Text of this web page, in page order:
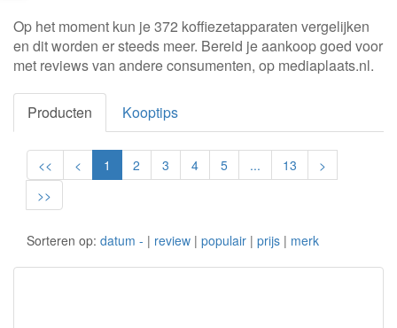
Op het moment kun je 372 koffiezetapparaten vergelijken
en dit worden er steeds meer. Bereid je aankoop goed voor
met reviews van andere consumenten, op mediaplaats.nl.
Producten Kooptips
<< < 1 2 3 4 5 ... 13
>
>>
Sorteren op: datum - | review | populair | prijs | merk